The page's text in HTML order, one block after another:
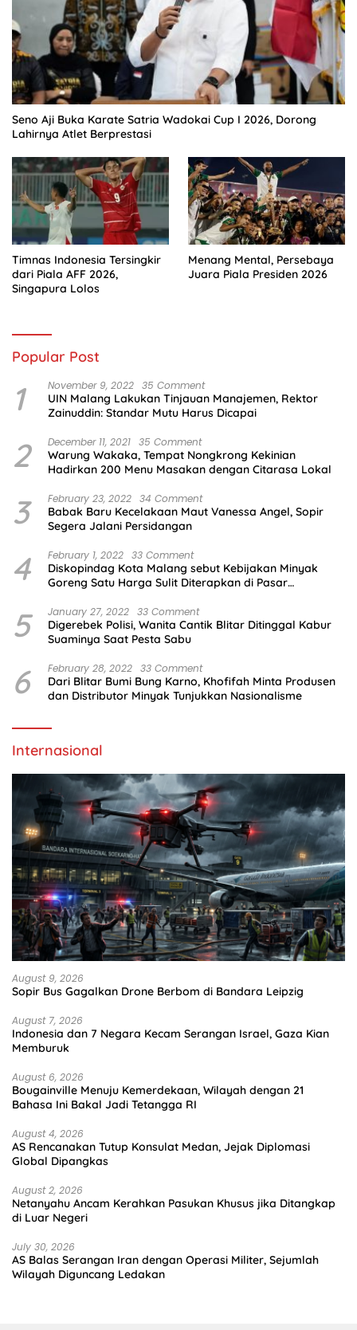
Seno Aji Buka Karate Satria Wadokai Cup I 2026, Dorong
Lahirnya Atlet Berprestasi
Timnas Indonesia Tersingkir
dari Piala AFF 2026,
Singapura Lolos
Menang Mental, Persebaya
Juara Piala Presiden 2026
Popular Post
1 November 9, 2022 35 Comment
UIN Malang Lakukan Tinjauan Manajemen, Rektor
Zainuddin: Standar Mutu Harus Dicapai
2 December 11, 2021 35 Comment
Warung Wakaka, Tempat Nongkrong Kekinian
Hadirkan 200 Menu Masakan dengan Citarasa Lokal
3 February 23, 2022 34 Comment
Babak Baru Kecelakaan Maut Vanessa Angel, Sopir
Segera Jalani Persidangan
4 February 1, 2022 33 Comment
Diskopindag Kota Malang sebut Kebijakan Minyak
Goreng Satu Harga Sulit Diterapkan di Pasar
5 January 27, 2022 33 Comment
Digerebek Polisi, Wanita Cantik Blitar Ditinggal Kabur
Suaminya Saat Pesta Sabu
6 February 28, 2022 33 Comment
Dari Blitar Bumi Bung Karno, Khofifah Minta Produsen
dan Distributor Minyak Tunjukkan Nasionalisme
Internasional
August 9, 2026
Sopir Bus Gagalkan Drone Berbom di Bandara Leipzig
August 7, 2026
Indonesia dan 7 Negara Kecam Serangan Israel, Gaza Kian
Memburuk
August 6, 2026
Bougainville Menuju Kemerdekaan, Wilayah dengan 21
Bahasa Ini Bakal Jadi Tetangga RI
August 4, 2026
AS Rencanakan Tutup Konsulat Medan, Jejak Diplomasi
Global Dipangkas
August 2, 2026
Netanyahu Ancam Kerahkan Pasukan Khusus jika Ditangkap
di Luar Negeri
July 30, 2026
AS Balas Serangan Iran dengan Operasi Militer, Sejumlah
Wilayah Diguncang Ledakan